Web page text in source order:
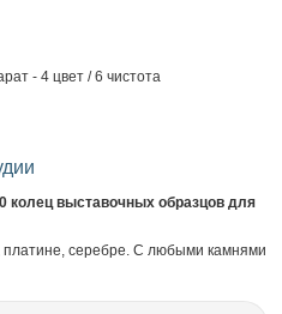
- 4 цвет / 6 чистота
колец выставочных образцов для
платине, серебре. С любыми камнями